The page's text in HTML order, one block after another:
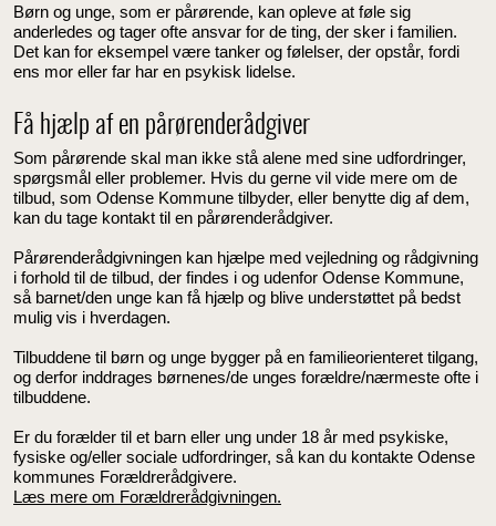
Børn og unge, som er pårørende, kan opleve at føle sig
anderledes og tager ofte ansvar for de ting, der sker i familien.
Det kan for eksempel være tanker og følelser, der opstår, fordi
ens mor eller far har en psykisk lidelse.
Få hjælp af en pårørenderådgiver
Som pårørende skal man ikke stå alene med sine udfordringer,
spørgsmål eller problemer. Hvis du gerne vil vide mere om de
tilbud, som Odense Kommune tilbyder, eller benytte dig af dem,
kan du tage kontakt til en pårørenderådgiver.
Pårørenderådgivningen kan hjælpe med vejledning og rådgivning
i forhold til de tilbud, der findes i og udenfor Odense Kommune,
så barnet/den unge kan få hjælp og blive understøttet på bedst
mulig vis i hverdagen.
Tilbuddene til børn og unge bygger på en familieorienteret tilgang,
og derfor inddrages børnenes/de unges forældre/nærmeste ofte i
tilbuddene.
Er du forælder til et barn eller ung under 18 år med psykiske,
fysiske og/eller sociale udfordringer, så kan du kontakte Odense
kommunes Forældrerådgivere.
Læs mere om Forældrerådgivningen.